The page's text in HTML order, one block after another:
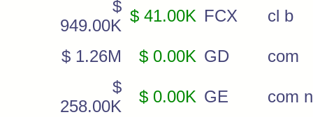
$
949.00K
$ 41.00K FCX cl b
$ 1.26M $ 0.00K GD
com
$
258.00K
$ 0.00K GE com